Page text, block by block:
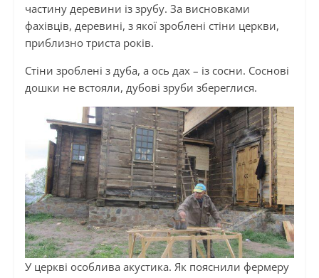
частину деревини із зрубу. За висновками
фахівців, деревині, з якої зроблені стіни церкви,
приблизно триста років.
Стіни зроблені з дуба, а ось дах – із сосни. Соснові
дошки не встояли, дубові зруби збереглися.
У церкві особлива акустика. Як пояснили фермеру